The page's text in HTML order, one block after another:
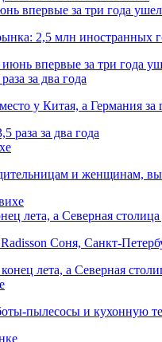
впервые за три года
2,5 млн иностранных
за два года
у Китая, а Германия
и женщинам,
лета, а Северная
Radisson Соня, Санкт-
пылесосы и кухонную